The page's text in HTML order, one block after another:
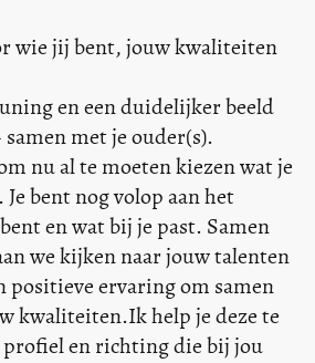
wie jij bent, jouw kwaliteiten
en een duidelijker beeld
met je ouder(s).
nu al te moeten kiezen wat je
bent nog volop aan het
en wat bij je past. Samen
we kijken naar jouw talenten
positieve ervaring om samen
kwaliteiten.Ik help je deze te
profiel en richting die bij jou